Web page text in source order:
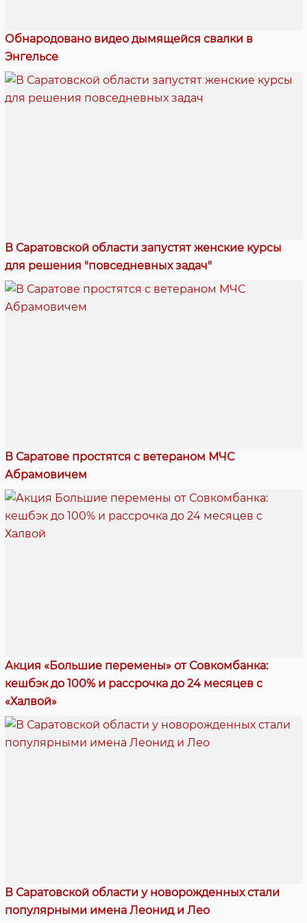
Обнародовано видео дымящейся свалки в
Энгельсе
В Саратовской области запустят женские курсы
для решения "повседневных задач"
В Саратове простятся с ветераном МЧС
Абрамовичем
Акция «Большие перемены» от Совкомбанка:
кешбэк до 100% и рассрочка до 24 месяцев с
«Халвой»
В Саратовской области у новорожденных стали
популярными имена Леонид и Лео